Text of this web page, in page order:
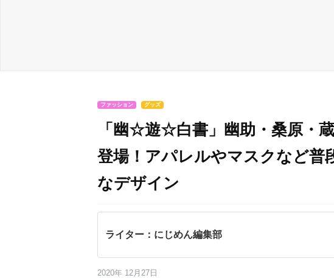
ファッション グッズ
「幽☆遊☆白書」幽助・桑原・
登場！アパレルやマスクなど普
なデザイン
ライター：にじめん編集部
2020年 12月27日